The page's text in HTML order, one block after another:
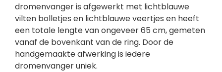
dromenvanger is afgewerkt met lichtblauwe
vilten bolletjes en lichtblauwe veertjes en heeft
een totale lengte van ongeveer 65 cm, gemeten
vanaf de bovenkant van de ring. Door de
handgemaakte afwerking is iedere
dromenvanger uniek.